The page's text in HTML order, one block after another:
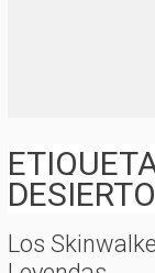
DESIERTO
Los